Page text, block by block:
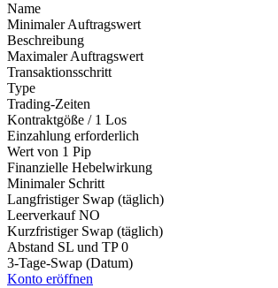
Name
Minimaler Auftragswert
Beschreibung
Maximaler Auftragswert
Transaktionsschritt
Type
Trading-Zeiten
Kontraktgöße / 1 Los
Einzahlung erforderlich
Wert von 1 Pip
Finanzielle Hebelwirkung
Minimaler Schritt
Langfristiger Swap (täglich)
Leerverkauf NO
Kurzfristiger Swap (täglich)
Abstand SL und TP 0
3-Tage-Swap (Datum)
Konto eröffnen